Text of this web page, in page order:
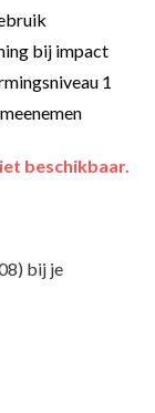
bij impact
1
beschikbaar.
bij je